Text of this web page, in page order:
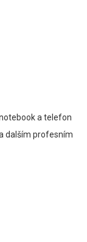
a telefon
dalším profesním